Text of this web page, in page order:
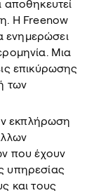
Η Freenow
ενημερώσει
Μια
επικύρωσης
των
εκπλήρωση
που έχουν
υπηρεσίας
και τους